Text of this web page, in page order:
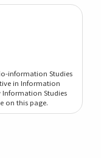
information Studies
in Information
Information Studies
on this page.